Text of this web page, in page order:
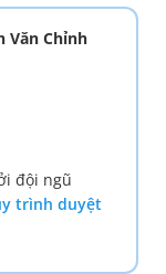
Văn Chỉnh
đội ngũ
trình duyệt